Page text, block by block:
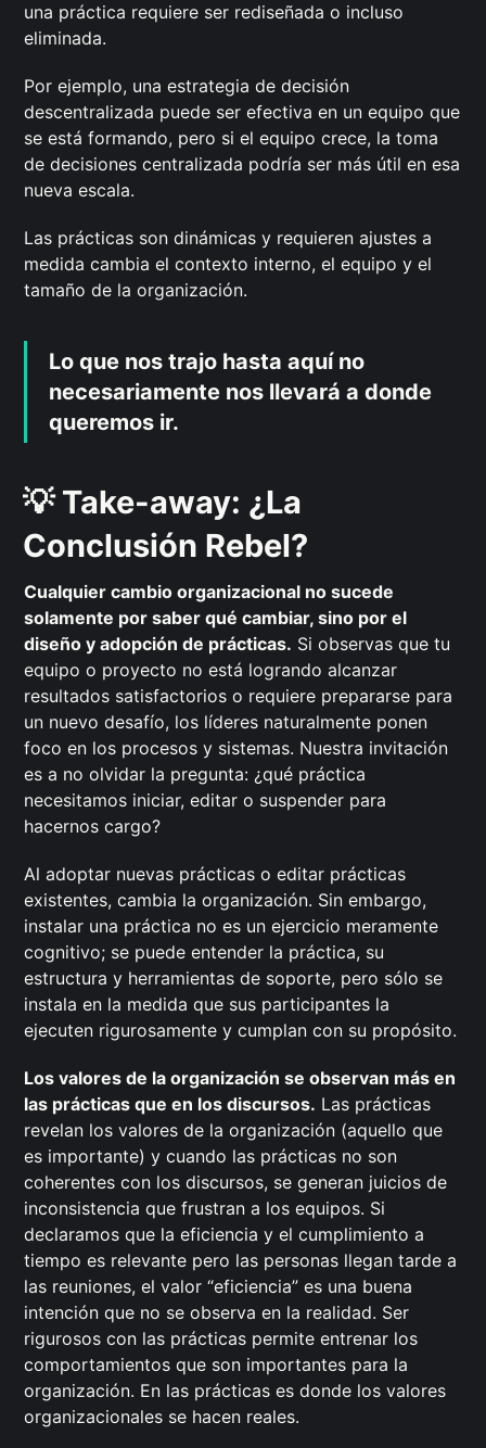
una práctica requiere ser rediseñada o incluso
eliminada.
Por ejemplo, una estrategia de decisión
descentralizada puede ser efectiva en un equipo que
se está formando, pero si el equipo crece, la toma
de decisiones centralizada podría ser más útil en esa
nueva escala.
Las prácticas son dinámicas y requieren ajustes a
medida cambia el contexto interno, el equipo y el
tamaño de la organización.
Lo que nos trajo hasta aquí no
necesariamente nos llevará a donde
queremos ir.
💡 Take-away: ¿La
Conclusión Rebel?
Cualquier cambio organizacional no sucede
solamente por saber qué cambiar, sino por el
diseño y adopción de prácticas. Si observas que tu
equipo o proyecto no está logrando alcanzar
resultados satisfactorios o requiere prepararse para
un nuevo desafío, los líderes naturalmente ponen
foco en los procesos y sistemas. Nuestra invitación
es a no olvidar la pregunta: ¿qué práctica
necesitamos iniciar, editar o suspender para
hacernos cargo?
Al adoptar nuevas prácticas o editar prácticas
existentes, cambia la organización. Sin embargo,
instalar una práctica no es un ejercicio meramente
cognitivo; se puede entender la práctica, su
estructura y herramientas de soporte, pero sólo se
instala en la medida que sus participantes la
ejecuten rigurosamente y cumplan con su propósito.
Los valores de la organización se observan más en
las prácticas que en los discursos. Las prácticas
revelan los valores de la organización (aquello que
es importante) y cuando las prácticas no son
coherentes con los discursos, se generan juicios de
inconsistencia que frustran a los equipos. Si
declaramos que la eficiencia y el cumplimiento a
tiempo es relevante pero las personas llegan tarde a
las reuniones, el valor “eficiencia” es una buena
intención que no se observa en la realidad. Ser
rigurosos con las prácticas permite entrenar los
comportamientos que son importantes para la
organización. En las prácticas es donde los valores
organizacionales se hacen reales.